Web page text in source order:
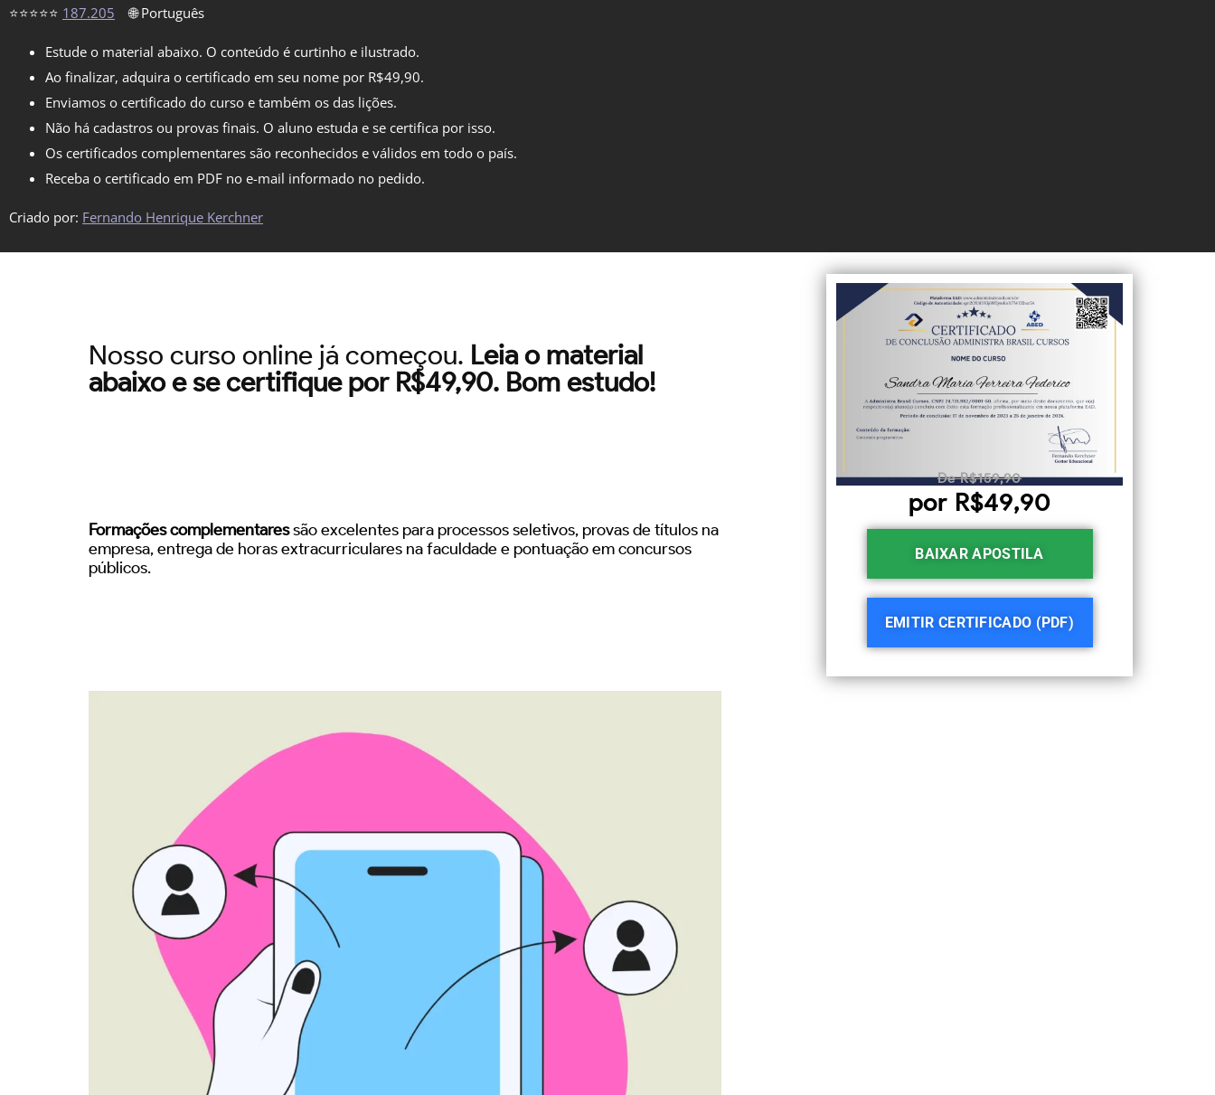
⭐⭐⭐⭐⭐ 187.205 🌐 Português
Estude o material abaixo. O conteúdo é curtinho e ilustrado.
Ao finalizar, adquira o certificado em seu nome por R$49,90.
Enviamos o certificado do curso e também os das lições.
Não há cadastros ou provas finais. O aluno estuda e se certifica por isso.
Os certificados complementares são reconhecidos e válidos em todo o país.
Receba o certificado em PDF no e-mail informado no pedido.
Criado por: Fernando Henrique Kerchner
Nosso curso online já começou. Leia o material
abaixo e se certifique por R$49,90. Bom estudo!
Formações complementaressão excelentes para processos seletivos, provas de títulos na
empresa, entrega de horas extracurriculares na faculdade e pontuação em concursos
públicos.
De R$159,90
por R$49,90
BAIXAR APOSTILA
EMITIR CERTIFICADO (PDF)